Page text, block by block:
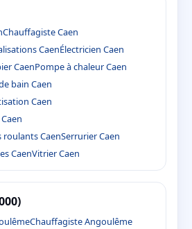
Chauffagiste Caen
CaenÉlectricien Caen
CaenPompe à chaleur Caen
bain Caen
Caen
roulants CaenSerrurier Caen
CaenVitrier Caen
Chauffagiste Angoulême